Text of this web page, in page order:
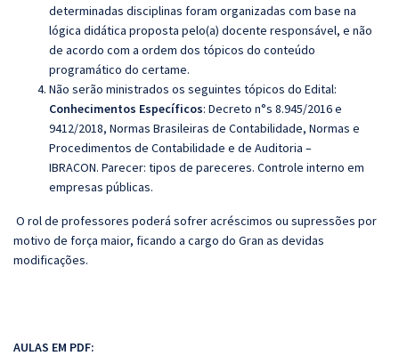
determinadas disciplinas foram organizadas com base na
lógica didática proposta pelo(a) docente responsável, e não
de acordo com a ordem dos tópicos do conteúdo
programático do certame.
Não serão ministrados os seguintes tópicos do Edital:
Conhecimentos Específicos: Decreto n°s 8.945/2016 e
9412/2018, Normas Brasileiras de Contabilidade, Normas e
Procedimentos de Contabilidade e de Auditoria –
IBRACON. Parecer: tipos de pareceres. Controle interno em
empresas públicas.
O rol de professores poderá sofrer acréscimos ou supressões por
motivo de força maior, ficando a cargo do Gran as devidas
modificações.
AULAS EM PDF: